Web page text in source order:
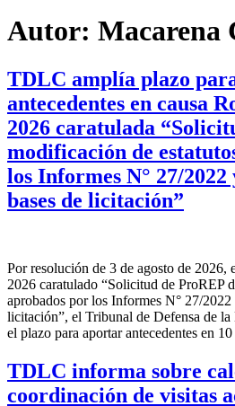
Autor: Macarena
TDLC amplía plazo
antecedentes en causa
2026 caratulada
modificación de
los Informes N° 27/2022
bases de licitación”
Por resolución de 3 de agosto de
2026 caratulado “Solicitud de ProREP
aprobados por los Informes N° 27/
licitación”, el Tribunal de Defensa de
el plazo para aportar antecedentes en
TDLC informa sobre
coordinación de visitas